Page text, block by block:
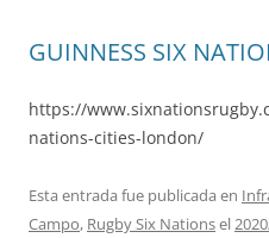
GUINNESS SIX
https://
nations-cities-london/
Esta entrada fue publicada en
Campo, Rugby Six Nationsel